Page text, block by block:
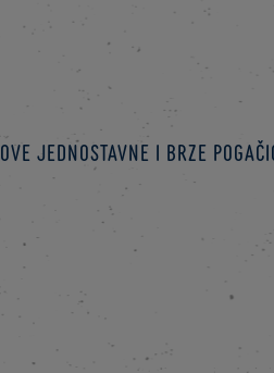
Ove jednostavne i brze